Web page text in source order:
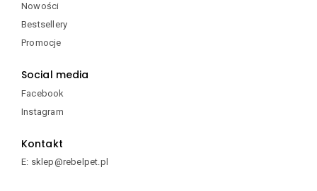
Nowości
Bestsellery
Promocje
Social media
Facebook
Instagram
Kontakt
E: sklep@rebelpet.pl